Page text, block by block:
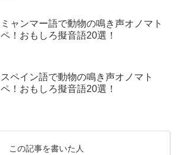
ミャンマー語で動物の鳴き声オノマト
ペ！おもしろ擬音語20選！
スペイン語で動物の鳴き声オノマト
ペ！おもしろ擬音語20選！
この記事を書いた人